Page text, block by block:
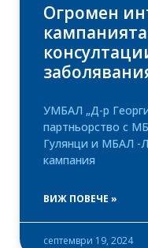
Огромен
УМБАЛ „Д-р
партньорство с
Гулянци и МБАЛ -
кампания
ВИЖ ПОВЕЧЕ »
септември 19, 2024